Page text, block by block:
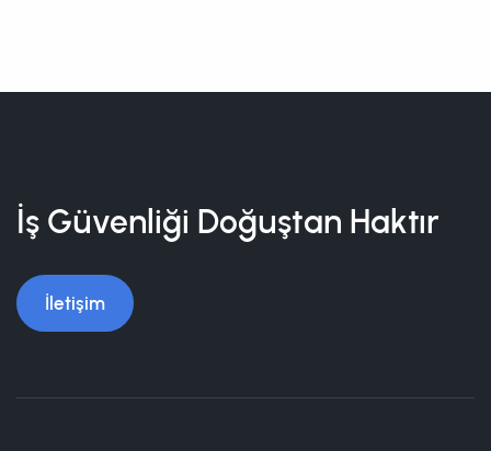
İş Güvenliği Doğuştan Haktır
İletişim